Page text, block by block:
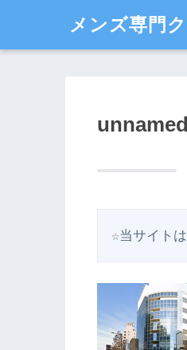
メンズ専門
☆当サイト